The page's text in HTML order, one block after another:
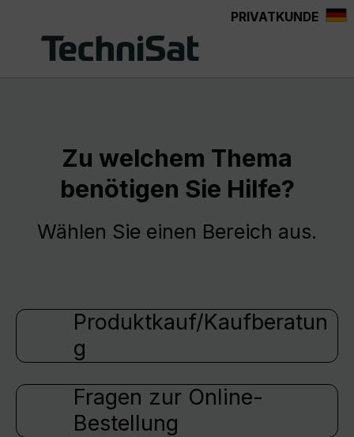
PRIVATKUNDE
Zu welchem Thema
benötigen Sie Hilfe?
Wählen Sie einen Bereich aus.
Produktkauf/Kaufberatun
g
Fragen zur Online-
Bestellung